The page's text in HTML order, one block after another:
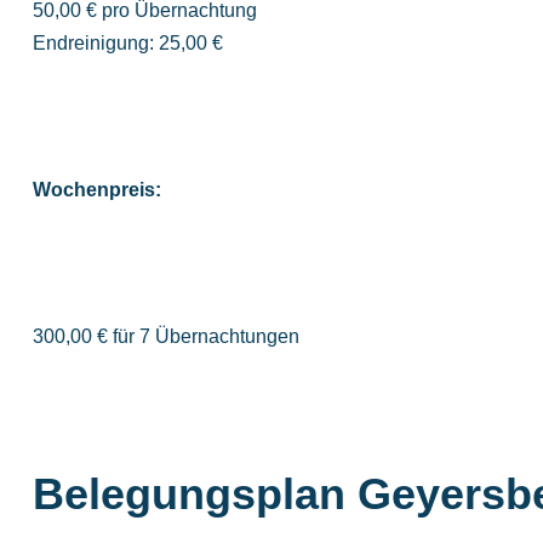
50,00 € pro Übernachtung
Endreinigung: 25,00 €
Wochenpreis:
300,00 € für 7 Übernachtungen
Belegungsplan